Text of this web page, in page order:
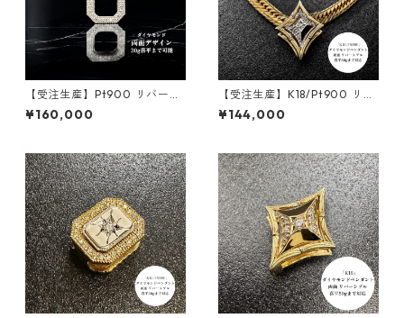
【受注生産】Pt900 リバーシ
ブルペンダント｜ロイヤルフ
レーム ｜30g喜平まで対応 2
¥160,000
【受注生産】K18/Pt900 リバ
ーシブルペンダント | ロンバス
クラシック+額縁フレーム30g
¥144,000